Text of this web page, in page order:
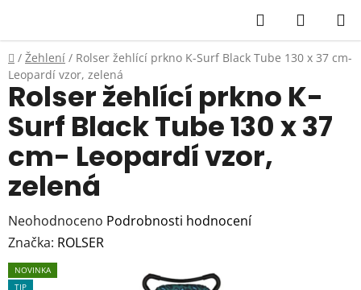
obsah
Hledat
KOŠÍK
Domů
/ Žehlení / Rolser žehlící prkno K-Surf Black Tube 130 x 37 cm-
Leopardí vzor, zelená
Rolser žehlící prkno K-
Surf Black Tube 130 x 37
cm- Leopardí vzor,
zelená
Průměrné
hodnocení
produktu
je
Neohodnoceno Podrobnosti hodnocení
Značka: ROLSER
NOVINKA
TIP